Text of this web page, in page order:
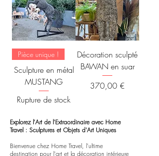
Pièce unique !
Sculpture en métal
MUSTANG
Rupture de stock
Décoration sculpté
BAWAN en suar
Prix
370,00 €
Explorez l'Art de l'Extraordinaire avec Home
Travel : Sculptures et Objets d'Art Uniques
Bienvenue chez Home Travel, l'ultime
destination pour l'art et la décoration intérieure